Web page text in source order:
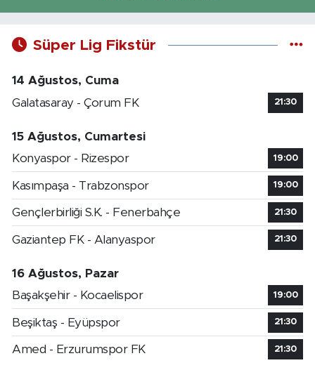
Süper Lig Fikstür
14 Ağustos, Cuma
Galatasaray - Çorum FK
21:30
15 Ağustos, Cumartesi
Konyaspor - Rizespor
19:00
Kasımpaşa - Trabzonspor 19:00
Gençlerbirliği S.K. - Fenerbahçe 21:30
Gaziantep FK - Alanyaspor 21:30
16 Ağustos, Pazar
Başakşehir - Kocaelispor
19:00
Beşiktaş - Eyüpspor 21:30
Amed - Erzurumspor FK 21:30